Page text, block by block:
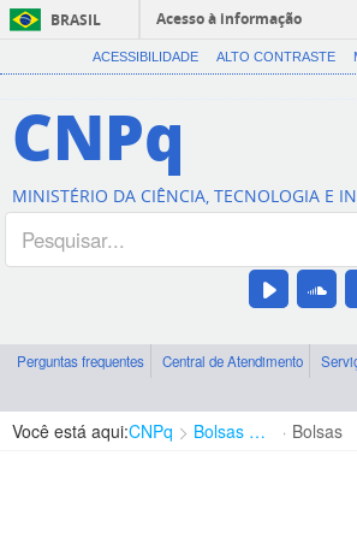
BRASIL
Acesso à informação
ACESSIBILIDADE ALTO CONTRASTE
CNPq
MINISTÉRIO DA CIÊNCIA, TECNOLOGIA E
Perguntas frequentes Central de Atendimento
Você está aqui:CNPq Bolsas e Auxílios Vigentes Bolsas